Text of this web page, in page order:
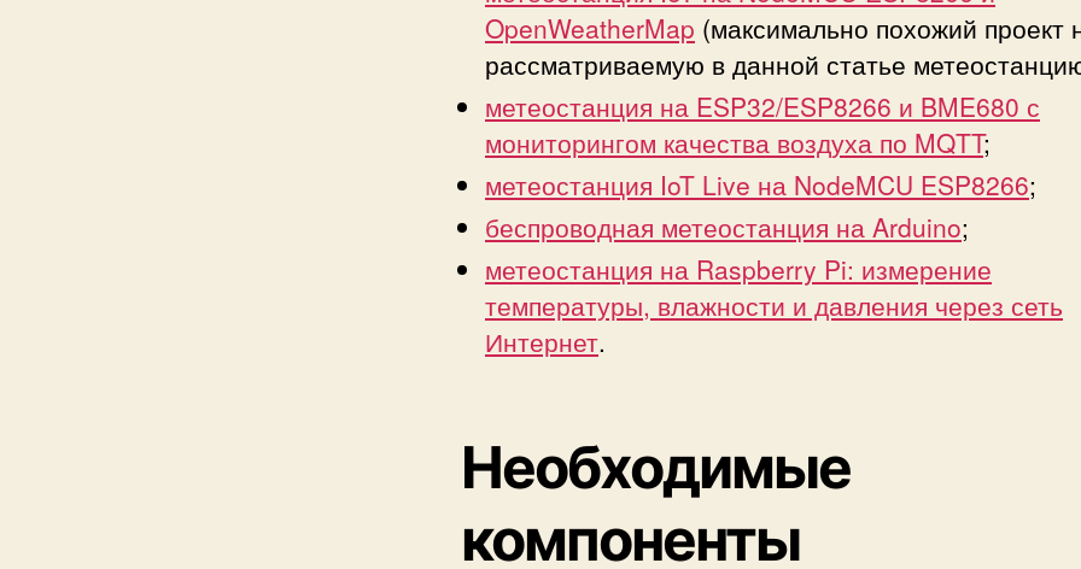
OpenWeatherMap (максимально похожий проект
рассматриваемую в данной статье
метеостанция на ESP32/ESP8266 и BME680 с
мониторингом качества воздуха по MQTT;
метеостанция IoT Live на NodeMCU ESP8266;
беспроводная метеостанция на Arduino;
метеостанция на Raspberry Pi: измерение
температуры, влажности и давления через сеть
Интернет.
Необходимые
компоненты